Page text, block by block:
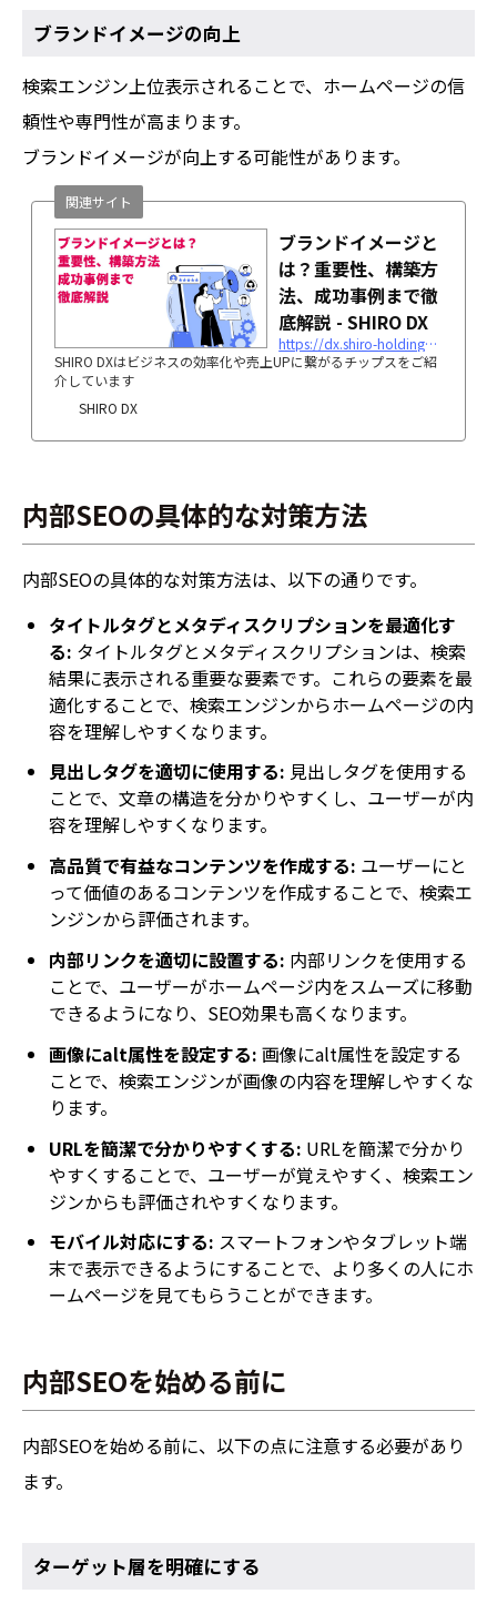
ブランドイメージの向上
検索エンジン上位表示されることで、ホームページの信
頼性や専門性が高まります。
ブランドイメージが向上する可能性があります。
ブランドイメージと
は？重要性、構築方
法、成功事例まで徹
底解説 - SHIRO DX
https://dx.shiro-holdings.co.jp/p3233/
SHIRO DXはビジネスの効率化や売上UPに繋がるチップスをご紹
介しています
SHIRO DX
関連サイト
内部SEOの具体的な対策方法
内部SEOの具体的な対策方法は、以下の通りです。
タイトルタグとメタディスクリプションを最適化す
る: タイトルタグとメタディスクリプションは、検索
結果に表示される重要な要素です。これらの要素を最
適化することで、検索エンジンからホームページの内
容を理解しやすくなります。
見出しタグを適切に使用する: 見出しタグを使用する
ことで、文章の構造を分かりやすくし、ユーザーが内
容を理解しやすくなります。
高品質で有益なコンテンツを作成する: ユーザーにと
って価値のあるコンテンツを作成することで、検索エ
ンジンから評価されます。
内部リンクを適切に設置する: 内部リンクを使用する
ことで、ユーザーがホームページ内をスムーズに移動
できるようになり、SEO効果も高くなります。
画像にalt属性を設定する: 画像にalt属性を設定する
ことで、検索エンジンが画像の内容を理解しやすくな
ります。
URLを簡潔で分かりやすくする: URLを簡潔で分かり
やすくすることで、ユーザーが覚えやすく、検索エン
ジンからも評価されやすくなります。
モバイル対応にする: スマートフォンやタブレット端
末で表示できるようにすることで、より多くの人にホ
ームページを見てもらうことができます。
内部SEOを始める前に
内部SEOを始める前に、以下の点に注意する必要があり
ます。
ターゲット層を明確にする